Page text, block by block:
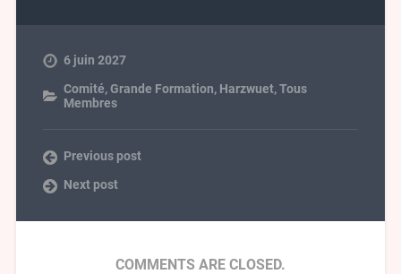
6 juin 2027
Comité,Grande Formation, Harzwuet,Tous
Membres
Previous post
Next post
COMMENTS ARE CLOSED.